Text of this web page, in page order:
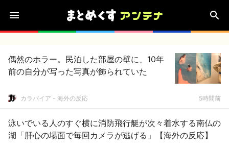
偶然のホラー。民泊した部屋の壁に、10年
前の自分が写った写真が飾られていた
カラパイア - 海外の反応 5時間前
泳いでいる人のすぐ横に消防飛行艇が次々着水する南仏の
湖「肝心の場面で毎回カメラが逃げる」【海外の反応】